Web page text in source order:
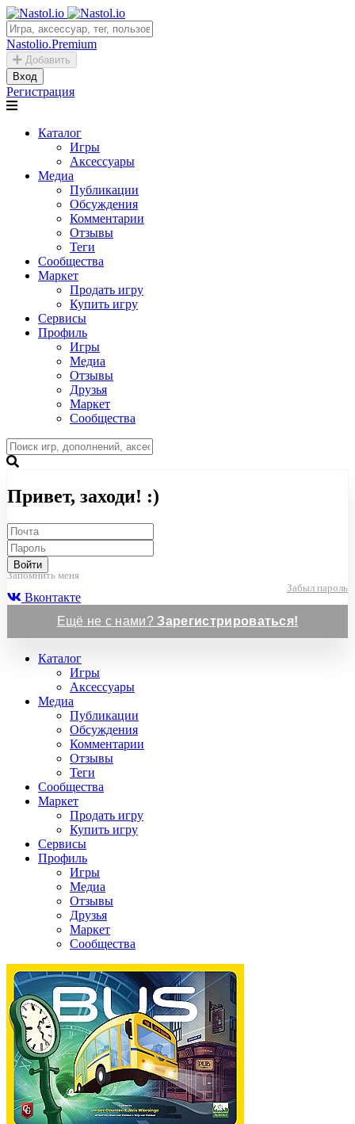
Nastolio.Premium
Добавить
Вход
Регистрация
Каталог
Игры
Аксессуары
Медиа
Публикации
Обсуждения
Комментарии
Отзывы
Теги
Сообщества
Маркет
Продать игру
Купить игру
Сервисы
Профиль
Игры
Медиа
Отзывы
Друзья
Маркет
Сообщества
Привет, заходи! :)
Войти
Запомнить меня
Забыл пароль
Вконтакте
Ещё не с нами?Зарегистрироваться!
Каталог
Игры
Аксессуары
Медиа
Публикации
Обсуждения
Комментарии
Отзывы
Теги
Сообщества
Маркет
Продать игру
Купить игру
Сервисы
Профиль
Игры
Медиа
Отзывы
Друзья
Маркет
Сообщества